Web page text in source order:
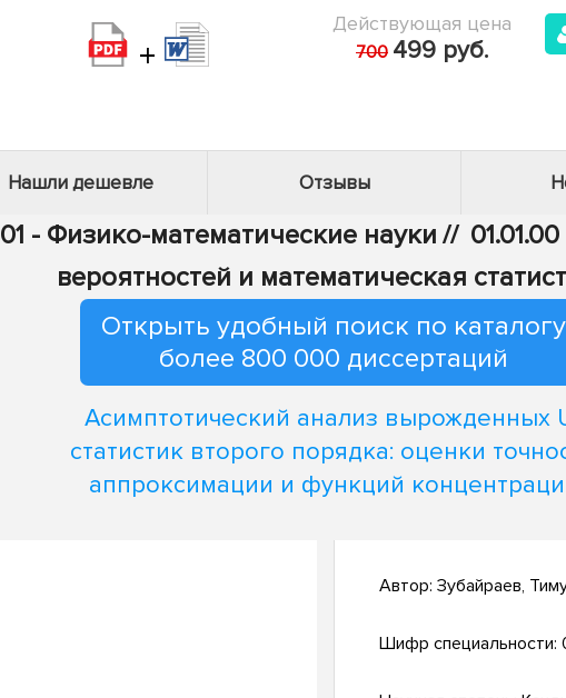
+
Действующая цена
700 499 руб.
Нашли дешевле Отзывы
01 - Физико-математические науки //
вероятностей и математическая
Открыть удобный поиск по каталогу
более 800 000 диссертаций
Асимптотический анализ вырожденных
статистик второго порядка: оценки
аппроксимации и функций
Автор: Зубайраев,
Шифр специальности: